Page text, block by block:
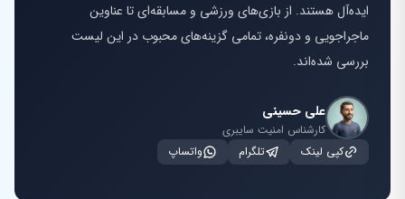
ایده‌آل هستند. از بازی‌های ورزشی و مسابقه‌ای تا عناوین
ماجراجویی و دونفره، تمامی گزینه‌های محبوب در این لیست
بررسی شده‌اند.
علی حسینی
کارشناس امنیت سایبری
کپی لینک
تلگرام واتساپ